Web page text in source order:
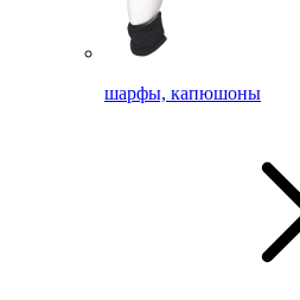
шарфы, капюшоны